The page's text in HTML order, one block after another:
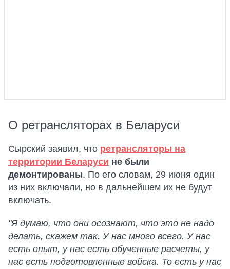
О ретрансляторах в Беларуси
Сырский заявил, что ретрансляторы на
территории Беларуси не были
демонтированы. По его словам, 29 июня один
из них включали, но в дальнейшем их не будут
включать.
"Я думаю, что они осознают, что это не надо
делать, скажем так. У нас много всего. У нас
есть опыт, у нас есть обученные расчеты, у
нас есть подготовленные войска. То есть у нас